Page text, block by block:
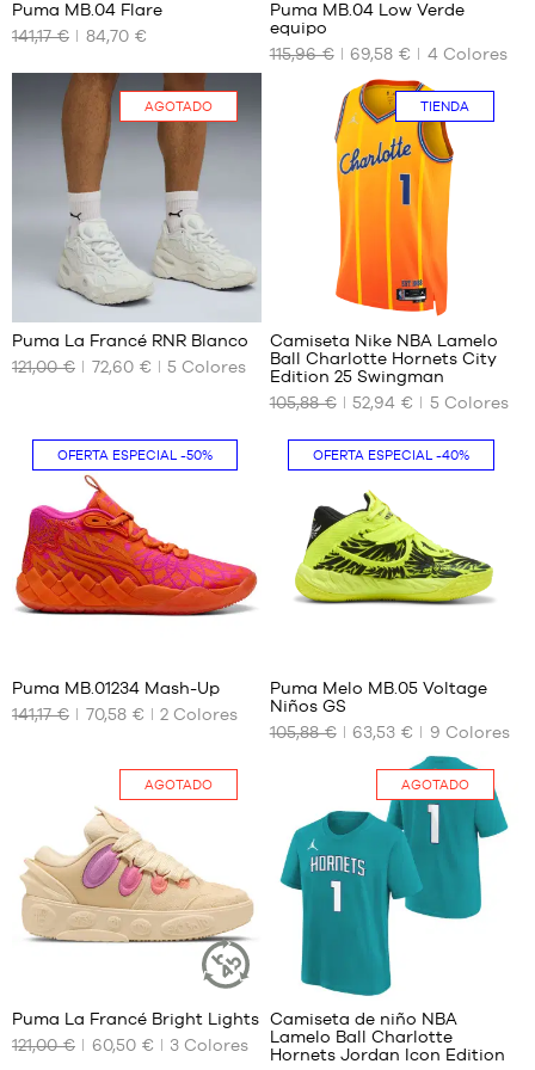
47
48
49.5
TAMAÑOS
44.5
Puma MB.04 Flare
141,17 €
84,70 €
TAMAÑOS
DISPONIBLES
51
Puma MB.04 Low Verde
equipo
115,96 €
69,58 € 4Colores
AGOTADO
TAMAÑOS
2
Puma La Francé RNR Blanco
121,00 €
72,60 € 5 Colores
TIENDA
TAMAÑOS
tienda
32
Camiseta Nike NBA Lamelo
Ball Charlotte Hornets City
Edition 25 Swingman
105,88 €
52,94 € 5 Colores
OFERTA ESPECIAL -50%
TAMAÑOS
44.5
45
47
51
Puma MB.01234 Mash-Up
141,17 €
70,58 € 2 Colores
OFERTA ESPECIAL -40%
TAMAÑOS
DISPONIBLES
38.5
Puma Melo MB.05 Voltage
Niños GS
105,88 €
63,53 € 9 Colores
AGOTADO
ARTÍCULO
SOSTENIBLE
TAMAÑOS
Puma La Francé Bright Lights
121,00 €
60,50 € 3 Colores
AGOTADO
TAMAÑOS
2
Camiseta de niño NBA
Lamelo Ball Charlotte
Hornets Jordan Icon Edition